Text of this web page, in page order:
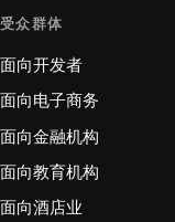
受众群体
面向开发者
面向电子商务
面向金融机构
面向教育机构
面向酒店业